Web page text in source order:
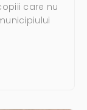
care nu